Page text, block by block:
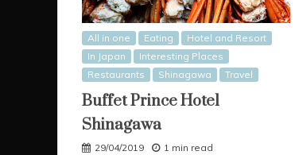
All in one Eating
Hotel and Resort
In Japan
Interesting Places
Restaurants
Shinagawa Travel
Buffet Prince Hotel
Shinagawa
29/04/2019 1 min read